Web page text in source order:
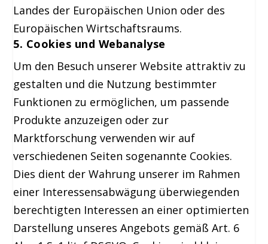
Landes der Europäischen Union oder des
Europäischen Wirtschaftsraums.
5. Cookies und Webanalyse
Um den Besuch unserer Website attraktiv zu
gestalten und die Nutzung bestimmter
Funktionen zu ermöglichen, um passende
Produkte anzuzeigen oder zur
Marktforschung verwenden wir auf
verschiedenen Seiten sogenannte Cookies.
Dies dient der Wahrung unserer im Rahmen
einer Interessensabwägung überwiegenden
berechtigten Interessen an einer optimierten
Darstellung unseres Angebots gemäß Art. 6